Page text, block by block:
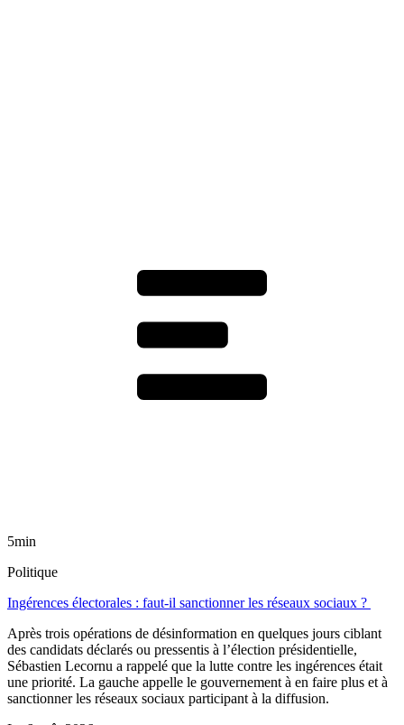
5min
Politique
Ingérences électorales : faut-il sanctionner les réseaux sociaux ?
Après trois opérations de désinformation en quelques jours ciblant
des candidats déclarés ou pressentis à l’élection présidentielle,
Sébastien Lecornu a rappelé que la lutte contre les ingérences était
une priorité. La gauche appelle le gouvernement à en faire plus et à
sanctionner les réseaux sociaux participant à la diffusion.